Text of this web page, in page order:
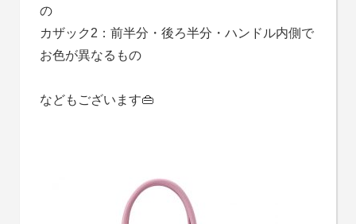
の
カザック2：前半分・後ろ半分・ハンドル内側で
お色が異なるもの
などもございます👜